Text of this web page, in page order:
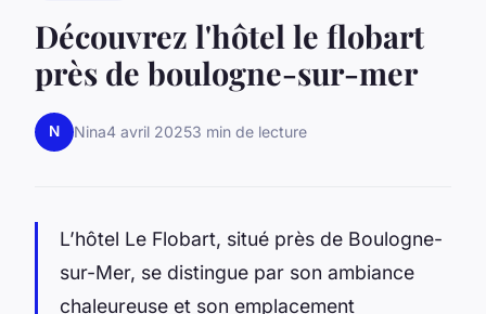
Découvrez l'hôtel le flobart
près de boulogne-sur-mer
N Nina4 avril 20253 min de lecture
L’hôtel Le Flobart, situé près de Boulogne-
sur-Mer, se distingue par son ambiance
chaleureuse et son emplacement